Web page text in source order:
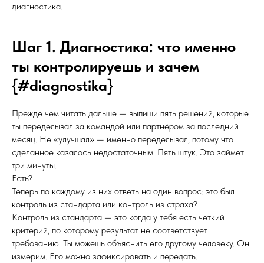
диагностика.
Шаг 1. Диагностика: что именно
ты контролируешь и зачем
{#diagnostika}
Прежде чем читать дальше — выпиши пять решений, которые
ты переделывал за командой или партнёром за последний
месяц. Не «улучшал» — именно переделывал, потому что
сделанное казалось недостаточным. Пять штук. Это займёт
три минуты.
Есть?
Теперь по каждому из них ответь на один вопрос: это был
контроль из стандарта или контроль из страха?
Контроль из стандарта — это когда у тебя есть чёткий
критерий, по которому результат не соответствует
требованию. Ты можешь объяснить его другому человеку. Он
измерим. Его можно зафиксировать и передать.